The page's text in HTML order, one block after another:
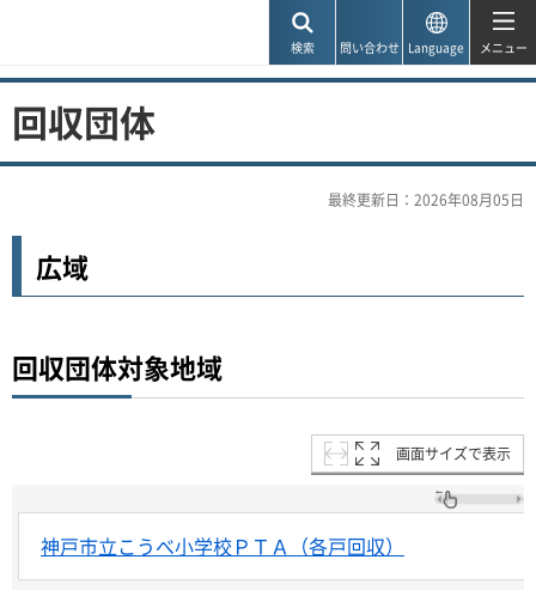
検索 問い合わせ Language メニュー
回収団体
最終更新日：2026年08月05日
広域
回収団体対象地域
画面サイズで表示
神戸市立こうべ小学校ＰＴＡ（各戸回収）